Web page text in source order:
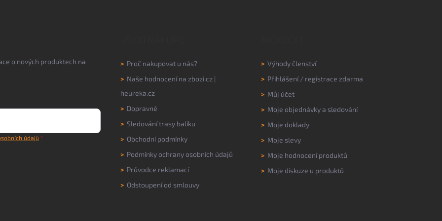
o nových produktech na
údajů
> Proč nakupovat u nás?
> Naše hodnocení na zbozi.cz
heureka.cz
> Dopravné
> Sledování trasy balíku
> Obchodní podmínky
> Podmínky ochrany osobních údajů
> Průvodce reklamací
> Odstoupení od smlouvy
> Výhody členství
> Přihlášení/ registrace zdarma
> Můj účet
> Moje objednávky a sledování
> Moje doklady
> Moje slevy
> Moje hodnocení produktů
> Moje diskuze u produktů